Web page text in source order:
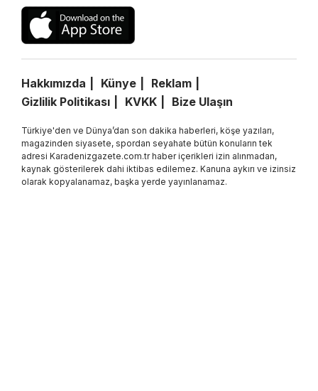
Hakkımızda Künye
Reklam
Gizlilik Politikası
KVKK Bize Ulaşın
Türkiye'den ve Dünya’dan son dakika haberleri, köşe yazıları,
magazinden siyasete, spordan seyahate bütün konuların tek
adresi Karadenizgazete.com.tr haber içerikleri izin alınmadan,
kaynak gösterilerek dahi iktibas edilemez. Kanuna aykırı ve izinsiz
olarak kopyalanamaz, başka yerde yayınlanamaz.